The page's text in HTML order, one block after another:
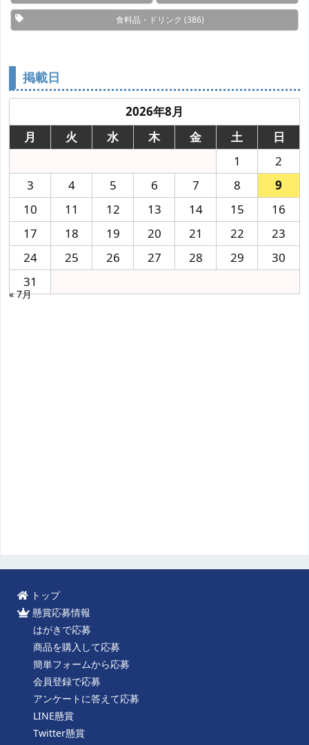
食料品・ドリンク (386)
掲載日
2026年8月
月
火 水 木 金 土
日
1
2
3
4 5 6 7 8
9
10
11 12 13 14 15
16
17
18 19 20 21 22
23
24
25 26 27 28 29
30
31
« 7月
トップ
懸賞応募情報
はがきで応募
商品を購入して応募
簡単フォームから応募
会員登録で応募
アンケートに答えて応募
LINE懸賞
Twitter懸賞